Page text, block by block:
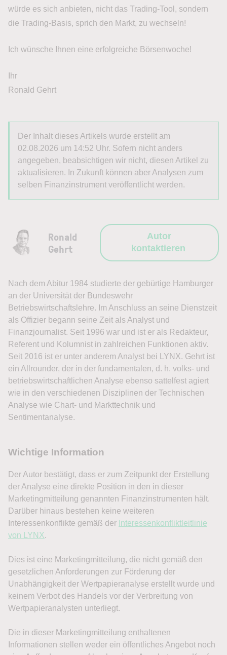
würde es sich anbieten, nicht das Trading-Tool, sondern
die Trading-Basis, sprich den Markt, zu wechseln!
Ich wünsche Ihnen eine erfolgreiche Börsenwoche!
Ihr
Ronald Gehrt
Der Inhalt dieses Artikels wurde erstellt am
02.08.2026 um 14:52 Uhr. Sofern nicht anders
angegeben, beabsichtigen wir nicht, diesen Artikel zu
aktualisieren. In Zukunft können aber Analysen zum
selben Finanzinstrument veröffentlicht werden.
Ronald
Gehrt
Autor
kontaktieren
Nach dem Abitur 1984 studierte der gebürtige Hamburger
an der Universität der Bundeswehr
Betriebswirtschaftslehre. Im Anschluss an seine Dienstzeit
als Offizier begann seine Zeit als Analyst und
Finanzjournalist. Seit 1996 war und ist er als Redakteur,
Referent und Kolumnist in zahlreichen Funktionen aktiv.
Seit 2016 ist er unter anderem Analyst bei LYNX. Gehrt ist
ein Allrounder, der in der fundamentalen, d. h. volks- und
betriebswirtschaftlichen Analyse ebenso sattelfest agiert
wie in den verschiedenen Disziplinen der Technischen
Analyse wie Chart- und Markttechnik und
Sentimentanalyse.